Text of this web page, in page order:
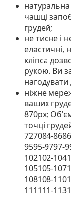
чашці
грудей;
не тисне і
еластичні,
кліпса
рукою. Ви
нагодувати
ніжне
ваших
870px;
точці
727084-
9595-9797-
102102-
105105-
108108-
111111-